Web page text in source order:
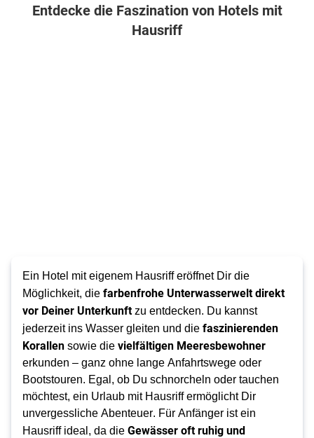
Entdecke die Faszination von Hotels mit
Hausriff
Ein Hotel mit eigenem Hausriff eröffnet Dir die
Möglichkeit, die farbenfrohe Unterwasserwelt direkt
vor Deiner Unterkunftzu entdecken. Du kannst
jederzeit ins Wasser gleiten und die faszinierenden
Korallen sowie die vielfältigen Meeresbewohner
erkunden – ganz ohne lange Anfahrtswege oder
Bootstouren. Egal, ob Du schnorcheln oder tauchen
möchtest, ein Urlaub mit Hausriff ermöglicht Dir
unvergessliche Abenteuer. Für Anfänger ist ein
Hausriff ideal, da die Gewässer oft ruhig und